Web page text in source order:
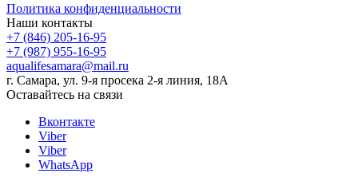
Политика конфиденциальности
Наши контакты
+7 (846) 205-16-95
+7 (987) 955-16-95
aqualifesamara@mail.ru
г. Самара, ул. 9-я просека 2-я линия, 18А
Оставайтесь на связи
Вконтакте
Viber
Viber
WhatsApp